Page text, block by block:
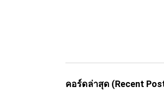
คอร์ดล่าสุด (Recent